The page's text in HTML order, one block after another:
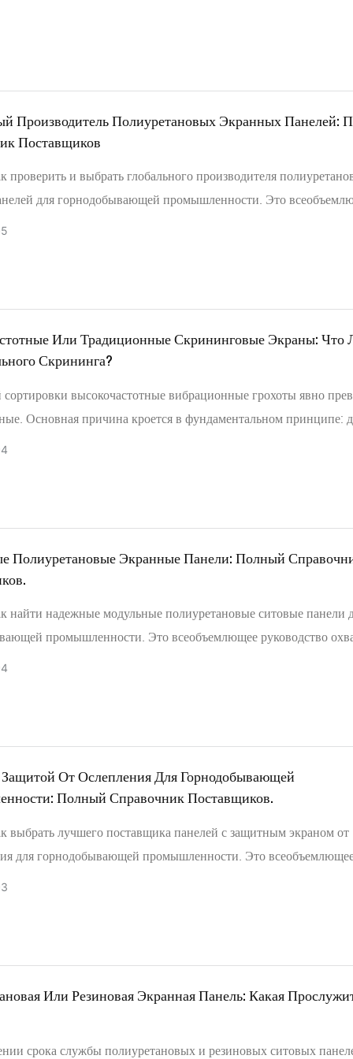
Производитель Полиуретановых Экранных Панелей:
Поставщиков
проверить и выбрать глобального производителя
для горнодобывающей промышленности. Это
охватывает проверку экспорта, оценку поставщиков, стратегию
Или Традиционные Скрининговые Экраны: Что
Скрининга?
высокочастотные вибрационные грохоты явно
Основная причина кроется в фундаментальном принципе:
разделения мелких частиц необходимы высокая частота,
Полиуретановые Экранные Панели: Полный
найти надежные модульные полиуретановые ситовые панели
промышленности. Это всеобъемлющее руководство
сравнение материалов, стратегию закупок, анализ
Защитой От Ослепления Для Горнодобывающей
Полный Справочник Поставщиков.
выбрать лучшего поставщика панелей с защитным экраном от
для горнодобывающей промышленности. Это
охватывает сравнение материалов, стратегию закупок, анализ
Или Резиновая Экранная Панель: Какая
срока службы полиуретановых и резиновых ситовых